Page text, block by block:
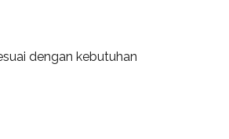
dengan kebutuhan